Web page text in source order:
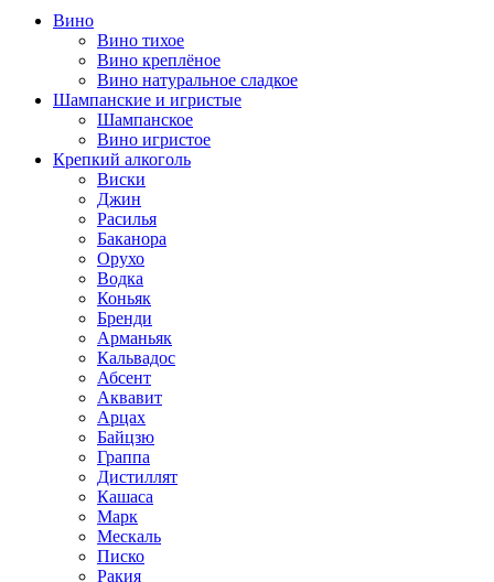
Вино
Вино тихое
Вино креплёное
Вино натуральное сладкое
Шампанские и игристые
Шампанское
Вино игристое
Крепкий алкоголь
Виски
Джин
Расилья
Баканора
Орухо
Водка
Коньяк
Бренди
Арманьяк
Кальвадос
Абсент
Аквавит
Арцах
Байцзю
Граппа
Дистиллят
Кашаса
Марк
Мескаль
Писко
Ракия